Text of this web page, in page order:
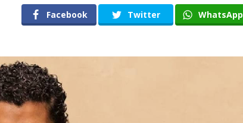
Facebook Twitter WhatsApp